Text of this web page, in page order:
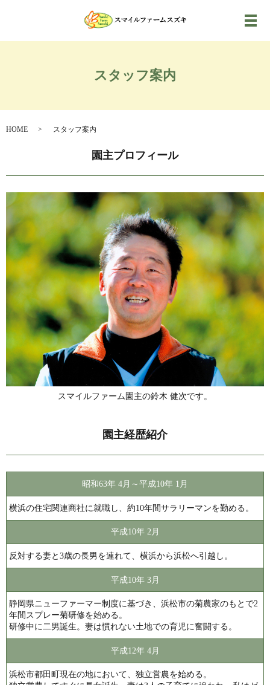
メ
スタッフ案内
HOME スタッフ案内
園主プロフィール
スマイルファーム園主の鈴木 健次です。
園主経歴紹介
昭和63年 4月～平成10年 1月
横浜の住宅関連商社に就職し、約10年間サラリーマンを勤める。
平成10年 2月
反対する妻と3歳の長男を連れて、横浜から浜松へ引越し。
平成10年 3月
静岡県ニューファーマー制度に基づき、浜松市の菊農家のもとで2
年間スプレー菊研修を始める。
研修中に二男誕生。妻は慣れない土地での育児に奮闘する。
平成12年 4月
浜松市都田町現在の地において、独立営農を始める。